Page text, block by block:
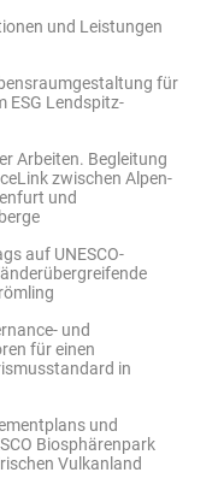
und Leistungen
für
ESG Lendspitz-
Arbeiten. Begleitung
zwischen Alpen-
und
auf UNESCO-
und
für einen
in
und
Biosphärenpark
Vulkanland